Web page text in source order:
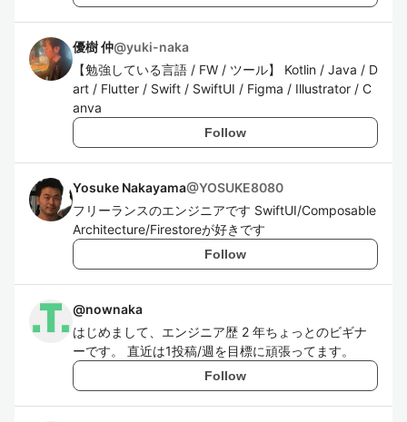
優樹 仲@yuki-naka
【勉強している言語 / FW / ツール】 Kotlin / Java / D
art / Flutter / Swift / SwiftUI / Figma / Illustrator / C
anva
Follow
Yosuke Nakayama@YOSUKE8080
フリーランスのエンジニアです SwiftUI/Composable
Architecture/Firestoreが好きです
Follow
@nownaka
はじめまして、エンジニア歴 2 年ちょっとのビギナ
ーです。 直近は1投稿/週を目標に頑張ってます。
Follow